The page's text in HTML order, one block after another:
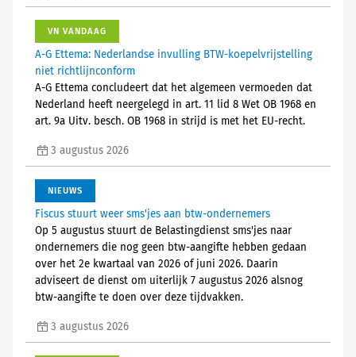
VN VANDAAG
A-G Ettema: Nederlandse invulling BTW-koepelvrijstelling
niet richtlijnconform
A-G Ettema concludeert dat het algemeen vermoeden dat
Nederland heeft neergelegd in art. 11 lid 8 Wet OB 1968 en
art. 9a Uitv. besch. OB 1968 in strijd is met het EU-recht.
3 augustus 2026
NIEUWS
Fiscus stuurt weer sms'jes aan btw-ondernemers
Op 5 augustus stuurt de Belastingdienst sms'jes naar
ondernemers die nog geen btw-aangifte hebben gedaan
over het 2e kwartaal van 2026 of juni 2026. Daarin
adviseert de dienst om uiterlijk 7 augustus 2026 alsnog
btw-aangifte te doen over deze tijdvakken.
3 augustus 2026